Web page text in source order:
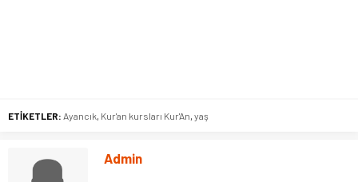
ETİKETLER: Ayancık, Kur'an kursları Kur'An, yaş
Admin